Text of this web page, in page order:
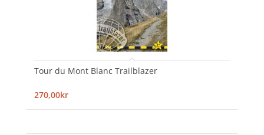
Tour du Mont Blanc Trailblazer
270,00kr